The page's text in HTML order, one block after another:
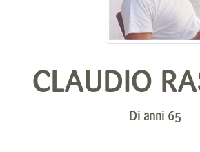
CLAUDIO
Di anni 65